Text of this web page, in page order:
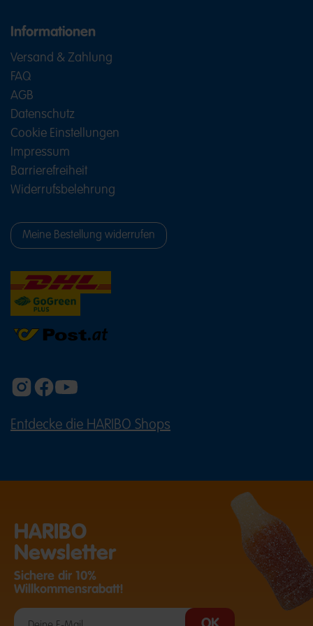
Informationen
Versand & Zahlung
FAQ
AGB
Datenschutz
Cookie Einstellungen
Impressum
Barrierefreiheit
Widerrufsbelehrung
Meine Bestellung widerrufen
Entdecke die HARIBO Shops
HARIBO
Newsletter
Sichere dir 10%
Willkommensrabatt!